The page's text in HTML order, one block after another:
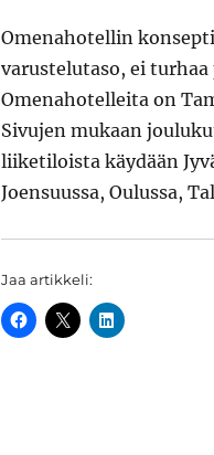
Omenahotellin
varustelutaso, ei turhaa
Omenahotelleita on
Sivujen mukaan
liiketiloista käydään
Joensuussa, Oulussa,
Jaa artikkeli: